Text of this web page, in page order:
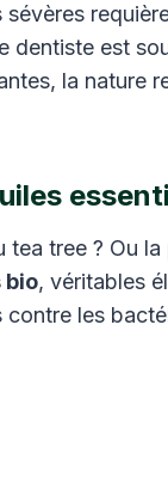
dentiste est
la nature
tree ? Ou
bio, véritables
les